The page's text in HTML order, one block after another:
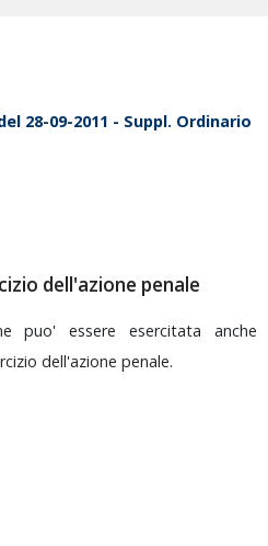
28-09-2011 - Suppl. Ordinario
dell'azione penale
puo'essereesercitataanche
dell'azione penale.